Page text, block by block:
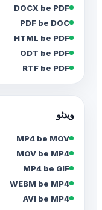
DOCX be PDF
PDF be DOC
HTML be PDF
ODT be PDF
RTF be PDF
ویدئو
MP4 be MOV
MOV be MP4
MP4 be GIF
WEBM be MP4
AVI be MP4